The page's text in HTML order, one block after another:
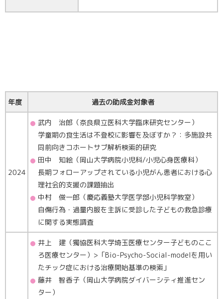
年度 過去の助成金対象者
2024
武内 治郎（奈良県立医科大学臨床研究センター）
学童期の食生活は不登校に影響を及ぼすか？：多施設共
同前向きコホートサブ解析検索的研究
田中 知絵（岡山大学病院小児科/小児心身医療科）
長期フォローアップされている小児がん患者における心
理社会的支援の課題抽出
中村 俊一郎（慶応義塾大学医学部小児科学教室）
自傷行為・過量内服を主訴に受診した子どもの救急診療
に関する実態調査
井上 建（獨協医科大学埼玉医療センター子どものここ
ろ医療センター）>「Bio-Psycho-Social-modelを用い
たチック症における治療開始基準の検索」
藤井 智香子（岡山大学病院ダイバーシティ推進セン
ター）